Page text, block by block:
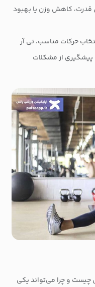
قدرت، کاهش وزن یا بهبود
حرکات مناسب، تی آر
از مشکلات
چیست و چرا می‌تواند یکی